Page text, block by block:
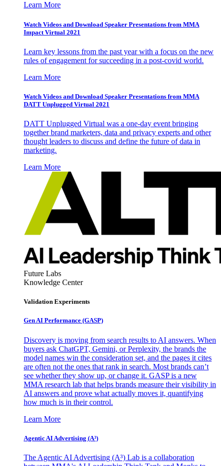
Learn More
Watch Videos and Download Speaker Presentations from MMA
Impact Virtual 2021
Learn key lessons from the past year with a focus on the new
rules of engagement for succeeding in a post-covid world.
Learn More
Watch Videos and Download Speaker Presentations from MMA
DATT Unplugged Virtual 2021
DATT Unplugged Virtual was a one-day event bringing
together brand marketers, data and privacy experts and other
thought leaders to discuss and define the future of data in
marketing.
Learn More
Future Labs
Knowledge Center
Validation Experiments
Gen AI Performance (GASP)
Discovery is moving from search results to AI answers. When
buyers ask ChatGPT, Gemini, or Perplexity, the brands the
model names win the consideration set, and the pages it cites
are often not the ones that rank in search. Most brands can’t
see whether they show up, or change it. GASP is a new
MMA research lab that helps brands measure their visibility in
AI answers and prove what actually moves it, quantifying
how much is in their control.
Learn More
Agentic AI Advertising (A³)
The Agentic AI Advertising (A³) Lab is a collaboration